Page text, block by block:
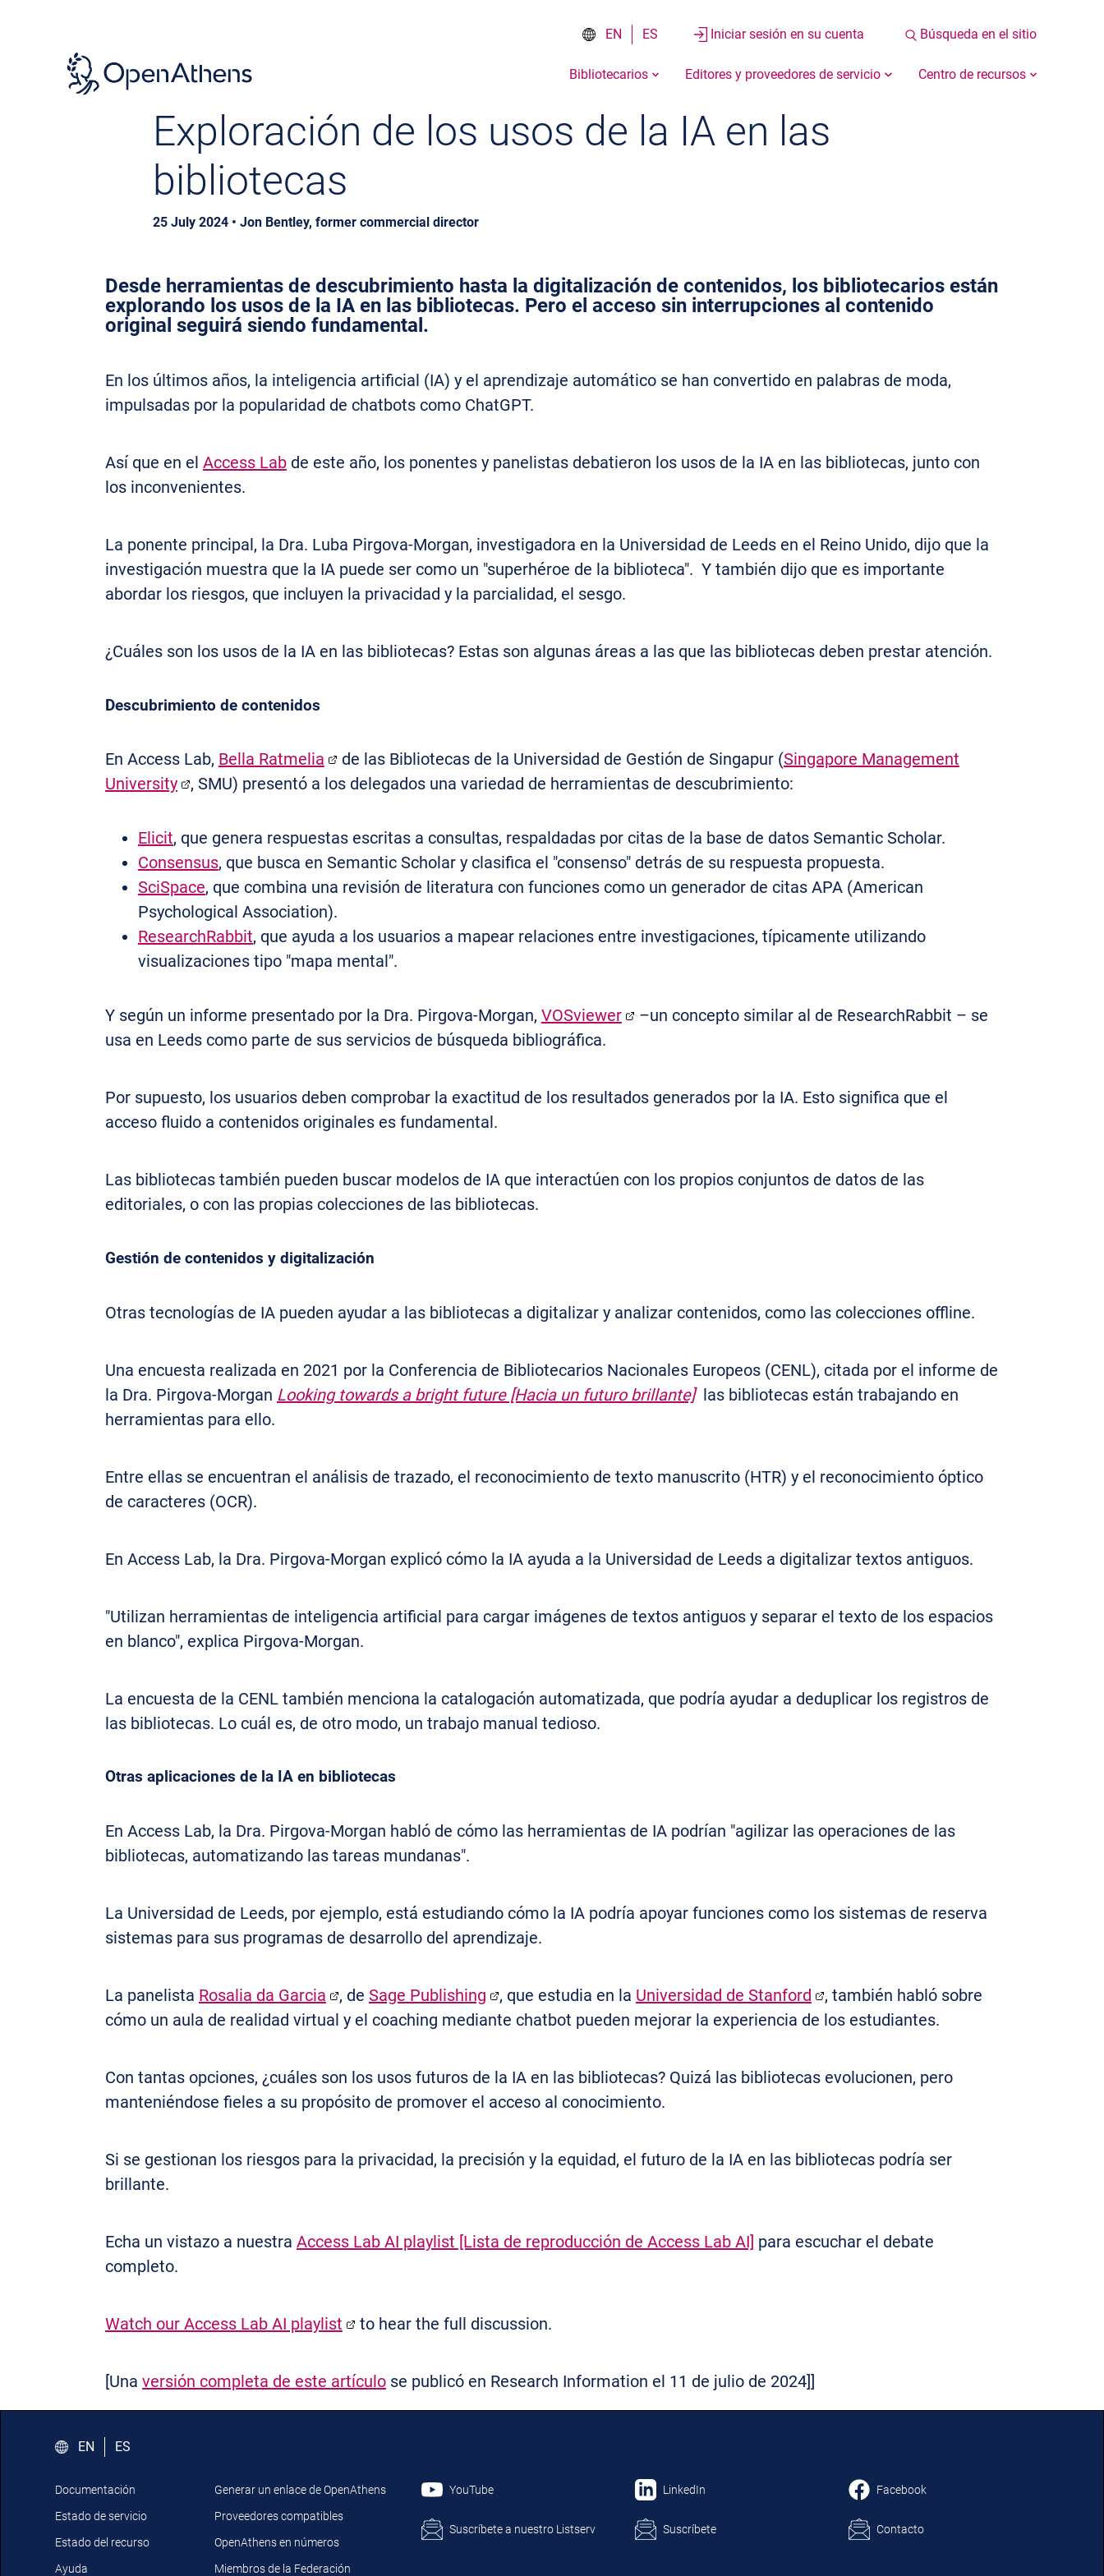
EN ES Iniciar sesión en su cuenta Búsqueda en el sitio
Bibliotecarios Editores y proveedores de servicio Centro de recursos
Exploración de los usos de la IA en las
bibliotecas
25 July 2024 • Jon Bentley, former commercial director
Desde herramientas de descubrimiento hasta la digitalización de contenidos, los bibliotecarios están
explorando los usos de la IA en las bibliotecas. Pero el acceso sin interrupciones al contenido
original seguirá siendo fundamental.
En los últimos años, la inteligencia artificial (IA) y el aprendizaje automático se han convertido en palabras de moda,
impulsadas por la popularidad de chatbots como ChatGPT.
Así que en el Access Labde este año, los ponentes y panelistas debatieron los usos de la IA en las bibliotecas, junto con
los inconvenientes.
La ponente principal, la Dra. Luba Pirgova-Morgan, investigadora en la Universidad de Leeds en el Reino Unido, dijo que la
investigación muestra que la IA puede ser como un "superhéroe de la biblioteca". Y también dijo que es importante
abordar los riesgos, que incluyen la privacidad y la parcialidad, el sesgo.
¿Cuáles son los usos de la IA en las bibliotecas? Estas son algunas áreas a las que las bibliotecas deben prestar atención.
Descubrimiento de contenidos
En Access Lab, Bella Ratmelia de las Bibliotecas de la Universidad de Gestión de Singapur (Singapore Management
University
, SMU) presentó a los delegados una variedad de herramientas de descubrimiento:
Elicit, que genera respuestas escritas a consultas, respaldadas por citas de la base de datos Semantic Scholar.
Consensus, que busca en Semantic Scholar y clasifica el "consenso" detrás de su respuesta propuesta.
SciSpace, que combina una revisión de literatura con funciones como un generador de citas APA (American
Psychological Association).
ResearchRabbit, que ayuda a los usuarios a mapear relaciones entre investigaciones, típicamente utilizando
visualizaciones tipo "mapa mental".
Y según un informe presentado por la Dra. Pirgova-Morgan, VOSviewer
–un concepto similar al de ResearchRabbit – se
usa en Leeds como parte de sus servicios de búsqueda bibliográfica.
Por supuesto, los usuarios deben comprobar la exactitud de los resultados generados por la IA. Esto significa que el
acceso fluido a contenidos originales es fundamental.
Las bibliotecas también pueden buscar modelos de IA que interactúen con los propios conjuntos de datos de las
editoriales, o con las propias colecciones de las bibliotecas.
Gestión de contenidos y digitalización
Otras tecnologías de IA pueden ayudar a las bibliotecas a digitalizar y analizar contenidos, como las colecciones offline.
Una encuesta realizada en 2021 por la Conferencia de Bibliotecarios Nacionales Europeos (CENL), citada por el informe de
la Dra. Pirgova-Morgan Looking towards a bright future [Hacia un futuro brillante]las bibliotecas están trabajando en
herramientas para ello.
Entre ellas se encuentran el análisis de trazado, el reconocimiento de texto manuscrito (HTR) y el reconocimiento óptico
de caracteres (OCR).
En Access Lab, la Dra. Pirgova-Morgan explicó cómo la IA ayuda a la Universidad de Leeds a digitalizar textos antiguos.
"Utilizan herramientas de inteligencia artificial para cargar imágenes de textos antiguos y separar el texto de los espacios
en blanco", explica Pirgova-Morgan.
La encuesta de la CENL también menciona la catalogación automatizada, que podría ayudar a deduplicar los registros de
las bibliotecas. Lo cuál es, de otro modo, un trabajo manual tedioso.
Otras aplicaciones de la IA en bibliotecas
En Access Lab, la Dra. Pirgova-Morgan habló de cómo las herramientas de IA podrían "agilizar las operaciones de las
bibliotecas, automatizando las tareas mundanas".
La Universidad de Leeds, por ejemplo, está estudiando cómo la IA podría apoyar funciones como los sistemas de reserva
sistemas para sus programas de desarrollo del aprendizaje.
La panelista Rosalia da Garcia , de Sage Publishing , que estudia en la Universidad de Stanford
, también habló sobre
cómo un aula de realidad virtual y el coaching mediante chatbot pueden mejorar la experiencia de los estudiantes.
Con tantas opciones, ¿cuáles son los usos futuros de la IA en las bibliotecas? Quizá las bibliotecas evolucionen, pero
manteniéndose fieles a su propósito de promover el acceso al conocimiento.
Si se gestionan los riesgos para la privacidad, la precisión y la equidad, el futuro de la IA en las bibliotecas podría ser
brillante.
Echa un vistazo a nuestra Access Lab AI playlist [Lista de reproducción de Access Lab AI] para escuchar el debate
completo.
Watch our Access Lab AI playlist to hear the full discussion.
[Una versión completa de este artículose publicó en Research Information el 11 de julio de 2024]]
EN ES
Documentación
Estado de servicio
Estado del recurso
Ayuda
Generar un enlace de OpenAthens
Proveedores compatibles
OpenAthens en números
Miembros de la Federación
YouTube LinkedIn Facebook
Suscríbete a nuestro Listserv Suscríbete Contacto